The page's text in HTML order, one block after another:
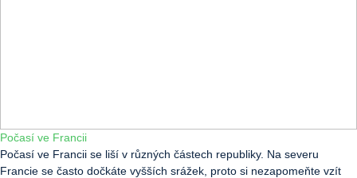
Počasí ve Francii
Počasí ve Francii se liší v různých částech republiky. Na severu
Francie se často dočkáte vyšších srážek, proto si nezapomeňte vzít